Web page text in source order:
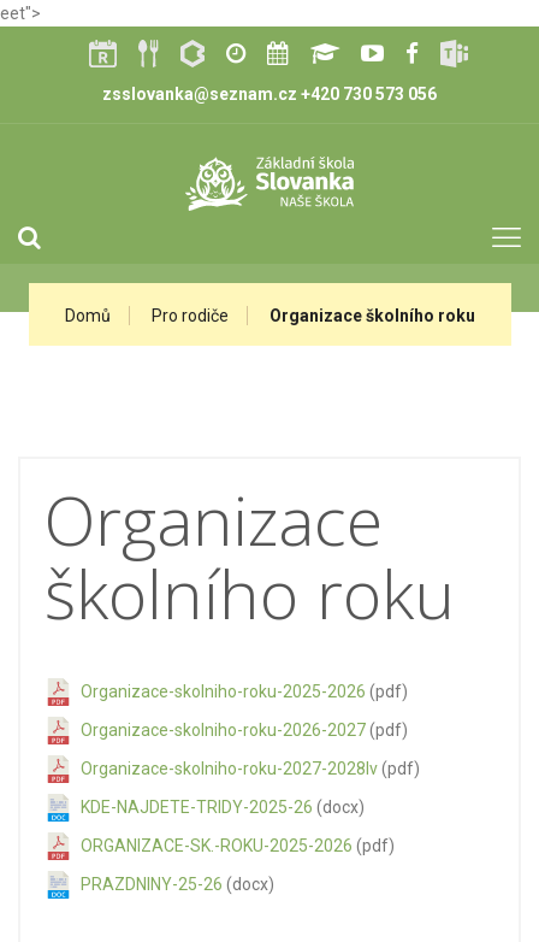
eet">
zsslovanka@seznam.cz +420 730 573 056
Domů Pro rodiče Organizace školního roku
Organizace
školního roku
Organizace-skolniho-roku-2025-2026 (pdf)
Organizace-skolniho-roku-2026-2027(pdf)
Organizace-skolniho-roku-2027-2028lv(pdf)
KDE-NAJDETE-TRIDY-2025-26 (docx)
ORGANIZACE-SK.-ROKU-2025-2026 (pdf)
PRAZDNINY-25-26 (docx)